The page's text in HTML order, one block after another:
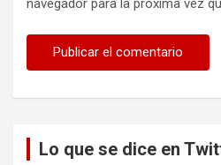
navegador para la próxima vez
Lo que se dice en